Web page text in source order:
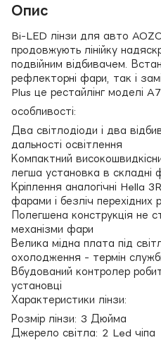
Опис
Bi-LED лінзи для авто
продовжують лінійку
подвійним відбивачем.
рефлекторні фари, так і
Plus це рестайлінг моделі
особливості:
Два світлодіоди і два
дальності освітлення
Компактний
легша установка в складні
Кріплення аналогічні Hella
фарами і безліч перехідних
Полегшена конструкція не
механізми фари
Велика мідна плата під
охолодження - термін
Вбудований контролер
установці
Характеристики лінзи:
Розмір лінзи: 3 Дюйма
Джерело світла: 2 Led чіпа